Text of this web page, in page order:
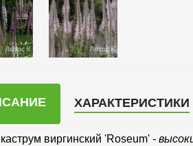
ХАРАКТЕРИСТИКИ
виргинский 'Roseum' -